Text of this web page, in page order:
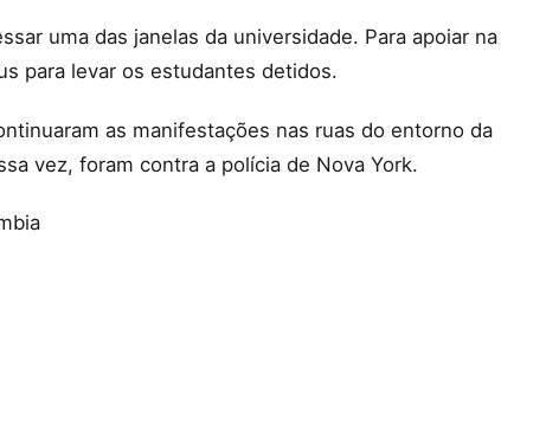
uma das janelas da universidade. Para apoiar na
para levar os estudantes detidos.
as manifestações nas ruas do entorno da
vez, foram contra a polícia de Nova York.